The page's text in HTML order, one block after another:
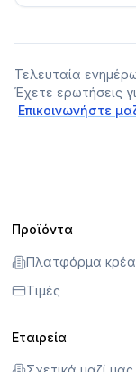
Τελευταία
Έχετε ερωτήσεις
Επικοινωνήστε
Προϊόντα
Πλατφόρμα
Τιμές
Εταιρεία